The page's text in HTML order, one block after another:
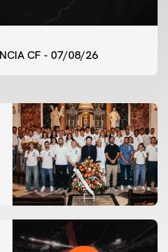
CF - 07/08/26
CF 7/8/2026